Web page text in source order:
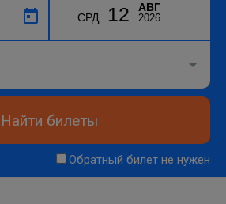
СРД 12 АВГ
2026
Найти билеты
Обратный билет не нужен